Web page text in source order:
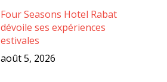
Four Seasons Hotel Rabat
dévoile ses expériences
estivales
août 5, 2026